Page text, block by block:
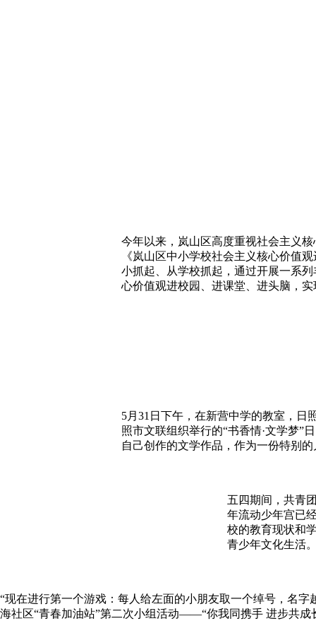
今年以来，岚山区高度重视社会主义
《岚山区中小学校社会主义核心价值
小抓起、从学校抓起，通过开展一系
心价值观进校园、进课堂、进头脑，
5月31日下午，在新营中学的教室，日
照市文联组织举行的“书香情·文学梦”
自己创作的文学作品，作为一份特别
五四期间，共青
年流动少年宫已
校的教育现状和
青少年文化生活
“现在进行第一个游戏：每人给左面的小朋友取一个绰号，名字
海社区“青春加油站”第二次小组活动——“你我同携手 进步共成